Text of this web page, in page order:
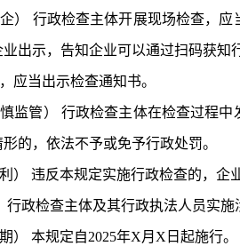
） 行政检查主体开展现场检查，
出示， 告知企业可以通过扫码获知
应当出示检查通知书。
监管） 行政检查主体在检查过程中
的，依法不予或免予行政处罚。
） 违反本规定实施行政检查的，企
行政检查主体及其行政执法人员实
） 本规定自2025年X月X日起施行。